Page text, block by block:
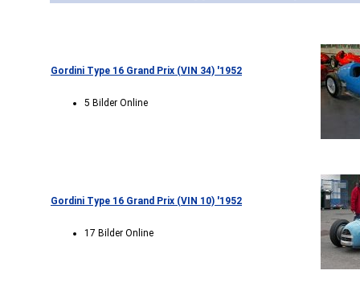
Gordini Type 16 Grand Prix (VIN 34) '1952
5 Bilder Online
Gordini Type 16 Grand Prix (VIN 10) '1952
17 Bilder Online